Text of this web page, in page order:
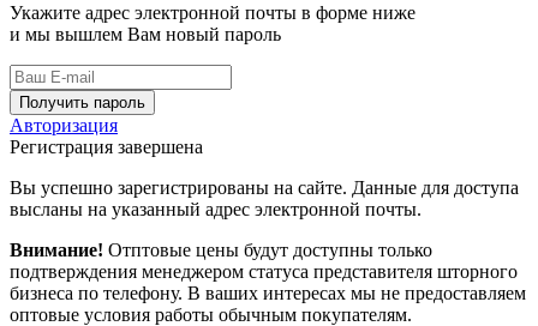
Укажите адрес электронной почты в форме ниже
и мы вышлем Вам новый пароль
Получить пароль
Авторизация
Регистрация завершена
Вы успешно зарегистрированы на сайте. Данные для доступа
высланы на указанный адрес электронной почты.
Внимание! Отптовые цены будут доступны только
подтверждения менеджером статуса представителя шторного
бизнеса по телефону. В ваших интересах мы не предоставляем
оптовые условия работы обычным покупателям.